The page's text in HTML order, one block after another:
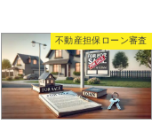
不動産担保ローン審査